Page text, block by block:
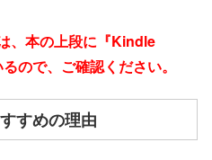
、本の上段に『Kindle
ので、ご確認ください。
すめの理由